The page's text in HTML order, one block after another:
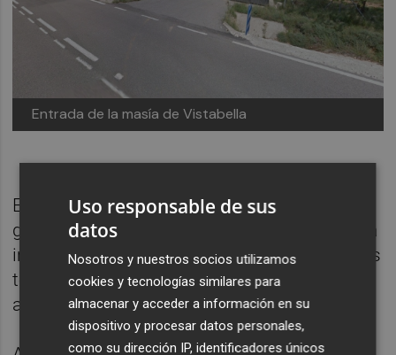
Entrada de la masía de Vistabella
Este prometía la sanación a través de una
guía de tipo espiritual que finalizaba con una
imposición de manos y empleaba supuestas
terapias y ritos sexuales que incluían
abusos.
Uso responsable de sus
datos
Nosotros y nuestros socios utilizamos
cookies y tecnologías similares para
almacenar y acceder a información en su
dispositivo y procesar datos personales,
como su dirección IP, identificadores únicos